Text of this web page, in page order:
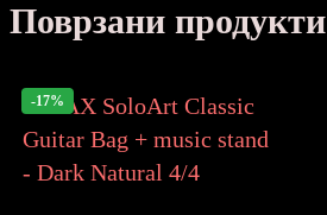
Поврзани продукти
-17%